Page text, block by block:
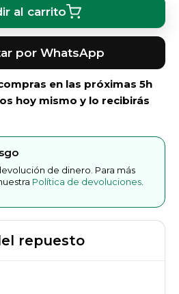
al carrito
por WhatsApp
en las próximas 5h
hoy mismo y lo recibirás
de dinero. Para más
Política de devoluciones
repuesto